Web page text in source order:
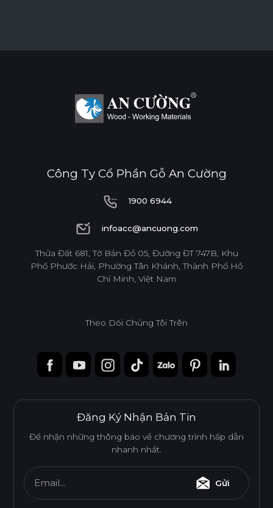
Công Ty Cổ Phần Gỗ An Cường
1900 6944
1900 6944
infoacc@ancuong.com
infoacc@ancuong.com
Thửa Đất 681, Tờ Bản Đồ 05, Đường ĐT 747B, Khu
Phố Phước Hải, Phường Tân Khánh, Thành Phố Hồ
Chí Minh, Việt Nam
Theo Dõi Chúng Tôi Trên
Đăng Ký Nhận Bản Tin
Để nhận những thông báo về chương trình hấp dẫn
nhanh nhất.
Email... Gửi